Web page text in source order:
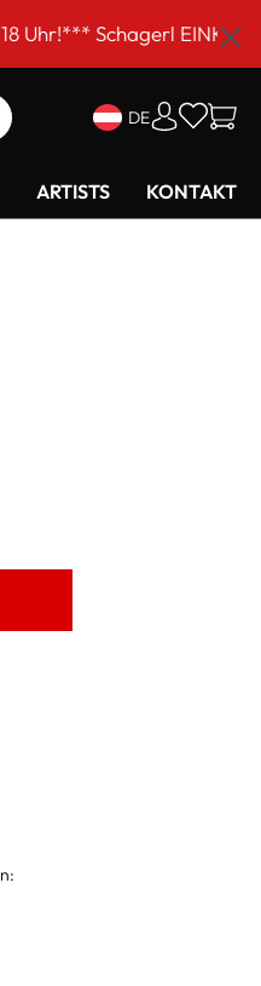
DE
ARTISTS KONTAKT